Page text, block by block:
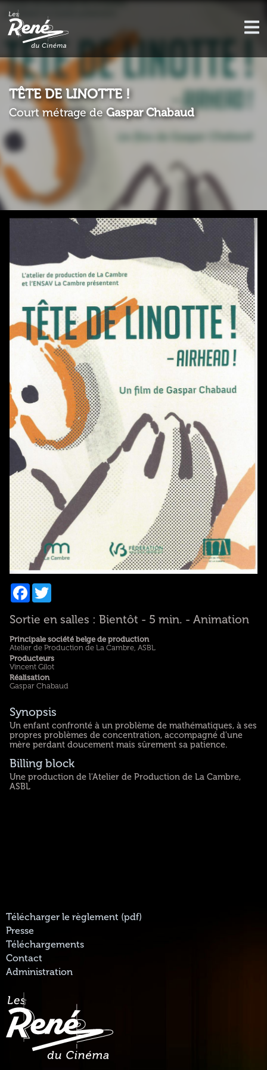
TÊTE DE LINOTTE !
Court métrage deGaspar Chabaud
Facebook
Twitter
Sortie en salles : Bientôt - 5 min. - Animation
Principale société belge de production
Atelier de Production de La Cambre, ASBL
Producteurs
Vincent Gilot
Réalisation
Gaspar Chabaud
Synopsis
Un enfant confronté à un problème de mathématiques, à ses
propres problèmes de concentration, accompagné d'une
mère perdant doucement mais sûrement sa patience.
Billing block
Une production de l'Atelier de Production de La Cambre,
ASBL
Télécharger le règlement (pdf)
Presse
Téléchargements
Contact
Administration